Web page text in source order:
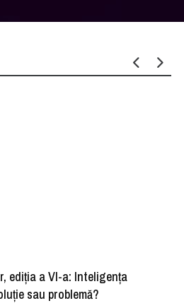
ediția a VI-a: Inteligența
sau problemă?